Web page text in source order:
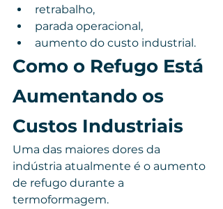
retrabalho,
parada operacional,
aumento do custo industrial.
Como o Refugo Está
Aumentando os
Custos Industriais
Uma das maiores dores da
indústria atualmente é o aumento
de refugo durante a
termoformagem.